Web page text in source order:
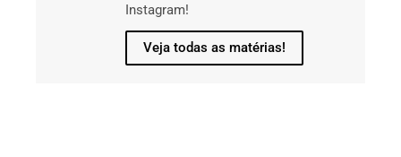
Instagram!
Veja todas as matérias!